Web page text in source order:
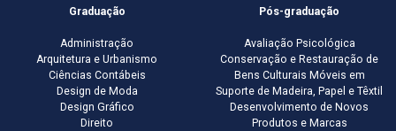
Graduação
Administração
Arquitetura e Urbanismo
Ciências Contábeis
Design de Moda
Design Gráfico
Direito
Pós-graduação
Avaliação Psicológica
Conservação e Restauração de
Bens Culturais Móveis em
Suporte de Madeira, Papel e Têxtil
Desenvolvimento de Novos
Produtos e Marcas